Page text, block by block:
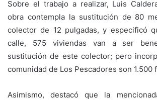
Sobre el trabajo a realizar, Luis
obra contempla la sustitución de 80
colector de 12 pulgadas, y especificó
calle, 575 viviendas van a ser
sustitución de este colector; pero
comunidad de Los Pescadores son 1.500
Asimismo, destacó que la